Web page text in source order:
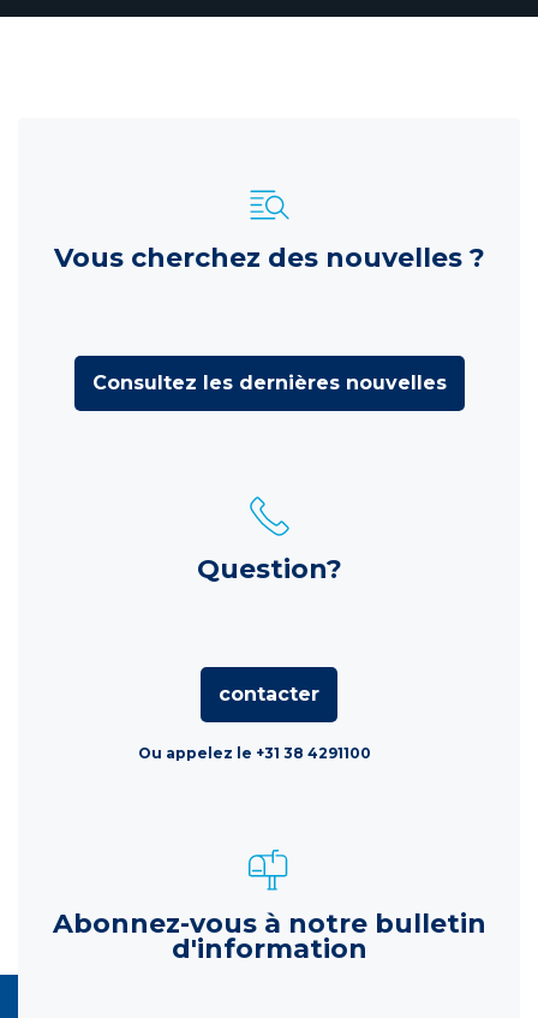
Vous cherchez des nouvelles ?
Consultez les dernières nouvelles
Question?
contacter
Ou appelez le +31 38 4291100
Abonnez-vous à notre bulletin
d'information